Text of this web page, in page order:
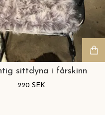
sittdyna i fårskinn
220 SEK